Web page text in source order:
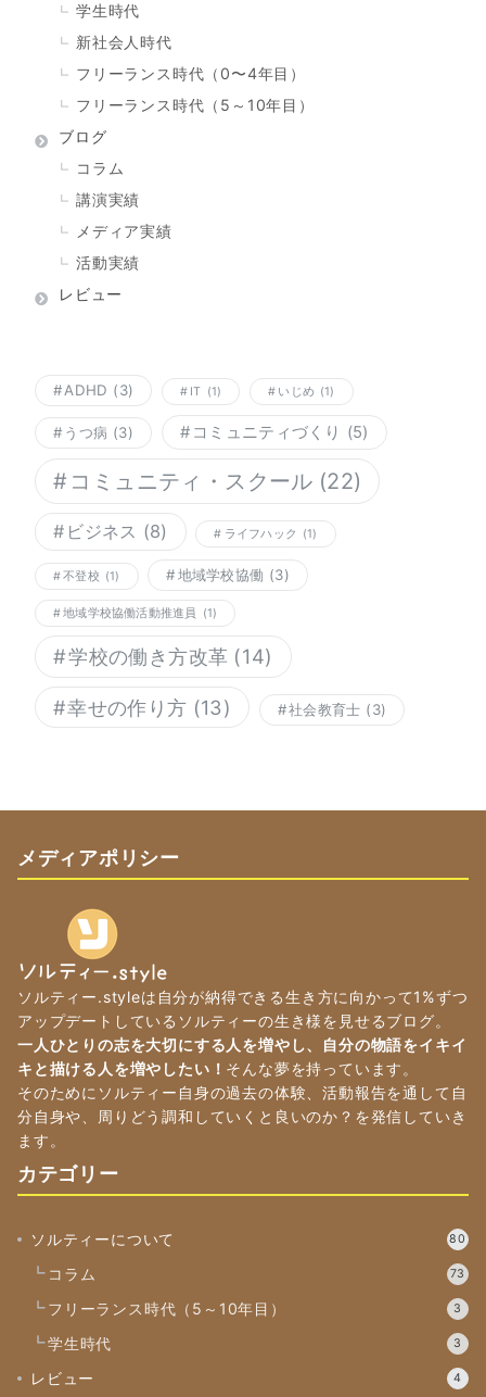
学生時代
新社会人時代
フリーランス時代（0〜4年目）
フリーランス時代（5～10年目）
ブログ
コラム
講演実績
メディア実績
活動実績
レビュー
ADHD (3) IT (1) いじめ (1)
うつ病 (3) コミュニティづくり (5)
コミュニティ・スクール (22)
ビジネス (8) ライフハック (1)
不登校 (1) 地域学校協働 (3)
地域学校協働活動推進員 (1)
学校の働き方改革 (14)
幸せの作り方 (13) 社会教育士 (3)
メディアポリシー
ソルティー.styleは自分が納得できる生き方に向かって1%ずつ
アップデートしているソルティーの生き様を見せるブログ。
一人ひとりの志を大切にする人を増やし、自分の物語をイキイ
キと描ける人を増やしたい！ そんな夢を持っています。
そのためにソルティー自身の過去の体験、活動報告を通して自
分自身や、周りどう調和していくと良いのか？を発信していき
ます。
カテゴリー
ソルティーについて 80
コラム 73
フリーランス時代（5～10年目） 3
学生時代 3
レビュー 4